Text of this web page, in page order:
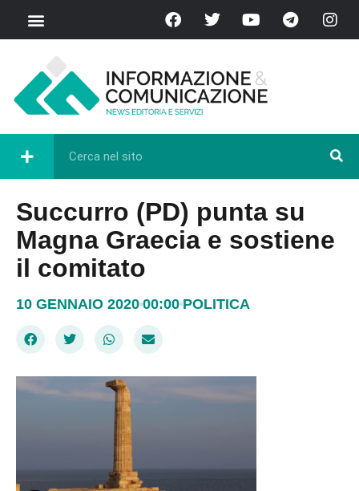
Succurro (PD) punta su
Magna Graecia e sostiene
il comitato
10 GENNAIO 2020 00:00 POLITICA